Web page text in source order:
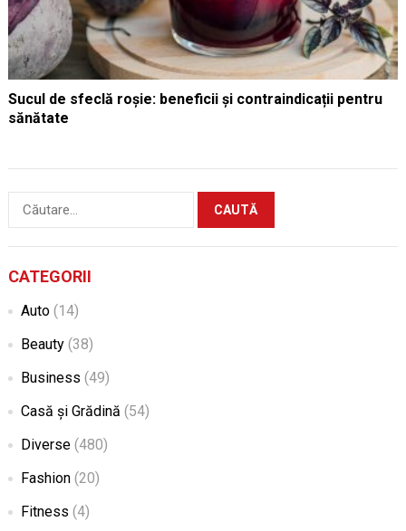
Sucul de sfeclă roșie: beneficii și contraindicații pentru
sănătate
Caută
CATEGORII
Auto(14)
Beauty(38)
Business (49)
Casă și Grădină (54)
Diverse(480)
Fashion(20)
Fitness (4)